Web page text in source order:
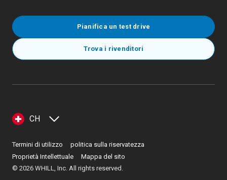
Pianifica un test drive
Trova i rivenditori
CH
Termini di utilizzo
politica sulla riservatezza
Proprietà Intellettuale
Mappa del sito
© 2026 WHILL, Inc. All rights reserved.